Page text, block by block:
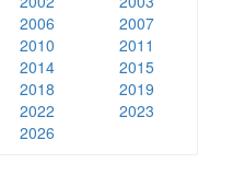
2006
2007
2010
2011
2014
2015
2018
2019
2022
2023
2026